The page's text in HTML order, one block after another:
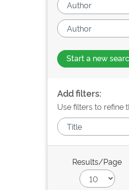
Start a new
Add filters:
Use filters to refine
Results/Page